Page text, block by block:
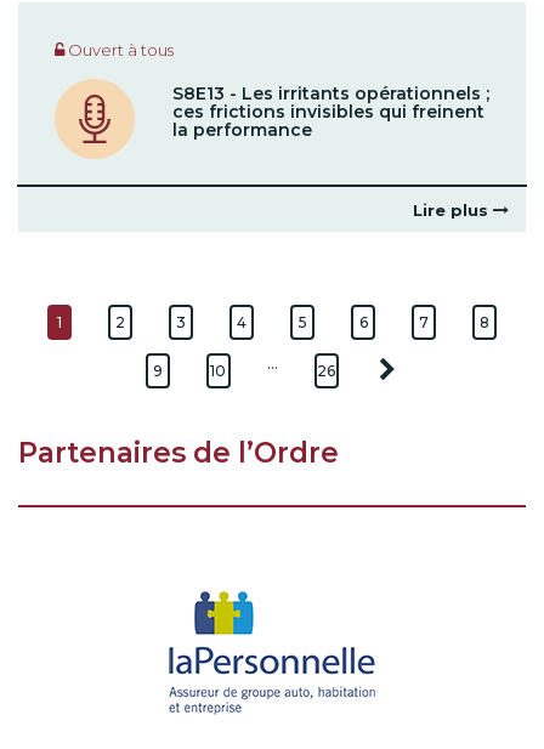
Ouvert à tous
S8E13 - Les irritants opérationnels ;
ces frictions invisibles qui freinent
la performance
Lire plus
1 2 3 4 5 6 7 8
9 10 … 26
Partenaires de l’Ordre